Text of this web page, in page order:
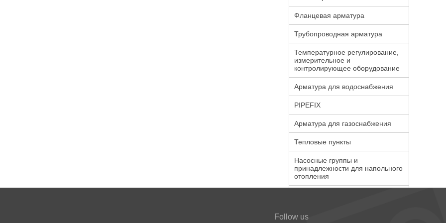
Фланцевая арматура
Трубопроводная арматура
Температурное регулирование,
измерительное и
контролирующее оборудование
Арматура для водоснабжения
PIPEFIX
Арматура для газоснабжения
Тепловые пункты
Насосные группы и
принадлежности для напольного
отопления
Follow us